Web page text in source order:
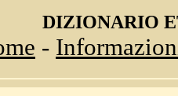
DIZIONARIO
-